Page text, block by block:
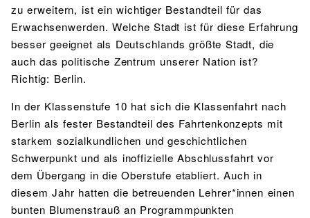
zu erweitern, ist ein wichtiger Bestandteil für das
Erwachsenwerden. Welche Stadt ist für diese Erfahrung
besser geeignet als Deutschlands größte Stadt, die
auch das politische Zentrum unserer Nation ist?
Richtig: Berlin.
In der Klassenstufe 10 hat sich die Klassenfahrt nach
Berlin als fester Bestandteil des Fahrtenkonzepts mit
starkem sozialkundlichen und geschichtlichen
Schwerpunkt und als inoffizielle Abschlussfahrt vor
dem Übergang in die Oberstufe etabliert. Auch in
diesem Jahr hatten die betreuenden Lehrer*innen einen
bunten Blumenstrauß an Programmpunkten